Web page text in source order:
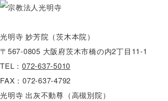
光明寺 妙芳院（茨木本院）
〒567-0805 大阪府茨木市橋の内2丁目11-1
TEL： 072-637-5010
FAX：072-637-4792
光明寺 出灰不動尊（高槻別院）